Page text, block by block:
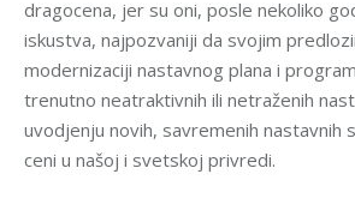
dragocena, jer su oni, posle nekoliko
iskustva, najpozvaniji da svojim
modernizaciji nastavnog plana i
trenutno neatraktivnih ili netraženih
uvodjenju novih, savremenih nastavnih
ceni u našoj i svetskoj privredi.